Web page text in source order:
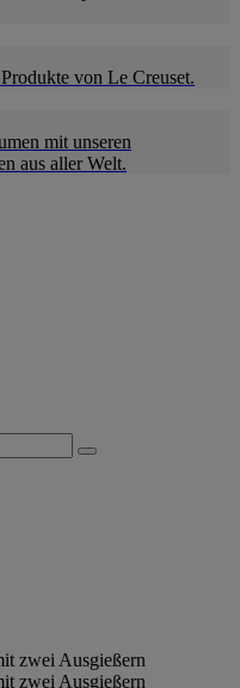
von Le Creuset.
mit unseren
aus aller Welt.